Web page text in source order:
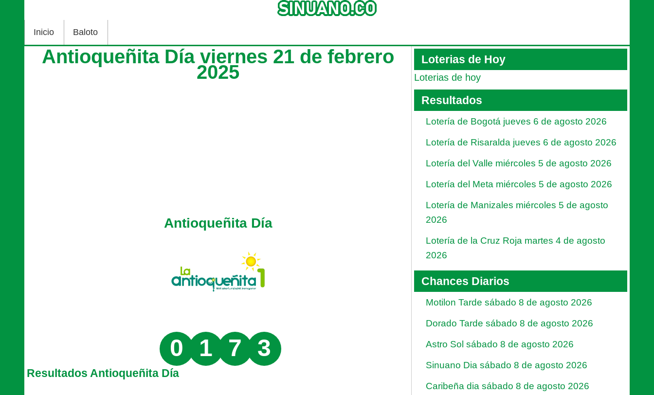
Inicio Baloto
Antioqueñita Día viernes 21 de febrero
2025
Antioqueñita Día
0 1 7 3
Resultados Antioqueñita Día
Loterias de Hoy
Loterias de hoy
Resultados
Lotería de Bogotá jueves 6 de agosto 2026
Lotería de Risaralda jueves 6 de agosto 2026
Lotería del Valle miércoles 5 de agosto 2026
Lotería del Meta miércoles 5 de agosto 2026
Lotería de Manizales miércoles 5 de agosto
2026
Lotería de la Cruz Roja martes 4 de agosto
2026
Chances Diarios
Motilon Tarde sábado 8 de agosto 2026
Dorado Tarde sábado 8 de agosto 2026
Astro Sol sábado 8 de agosto 2026
Sinuano Dia sábado 8 de agosto 2026
Caribeña dia sábado 8 de agosto 2026